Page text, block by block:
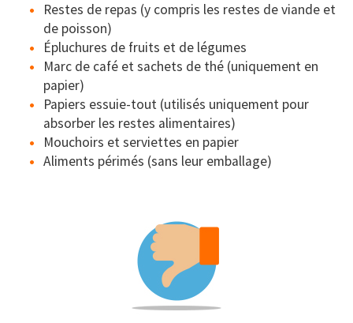
Restes de repas (y compris les restes de viande et
de poisson)
Épluchures de fruits et de légumes
Marc de café et sachets de thé (uniquement en
papier)
Papiers essuie-tout (utilisés uniquement pour
absorber les restes alimentaires)
Mouchoirs et serviettes en papier
Aliments périmés (sans leur emballage)